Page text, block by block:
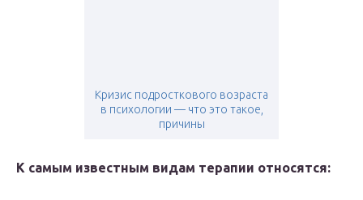
Кризис подросткового возраста
в психологии — что это такое,
причины
К самым известным видам терапии относятся: